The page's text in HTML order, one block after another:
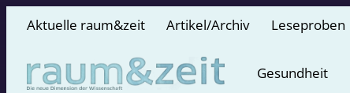
Aktuelle raum&zeit Artikel/Archiv Leseproben
Gesundheit